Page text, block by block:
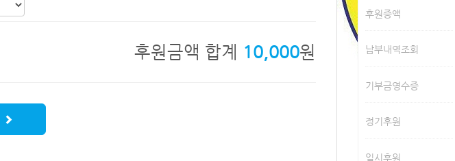
후원금액 합계 10,000원
후원증액
납부내역조회
기부금영수증
정기후원
일시후원